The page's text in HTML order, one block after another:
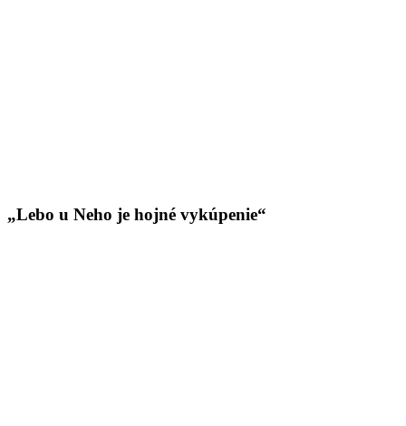
„Lebo u Neho je hojné vykúpenie“